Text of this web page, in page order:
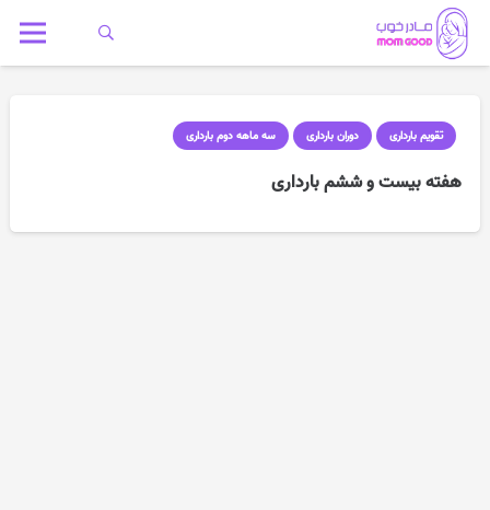
تقویم بارداری دوران بارداری سه ماهه دوم بارداری
هفته بیست و ششم بارداری